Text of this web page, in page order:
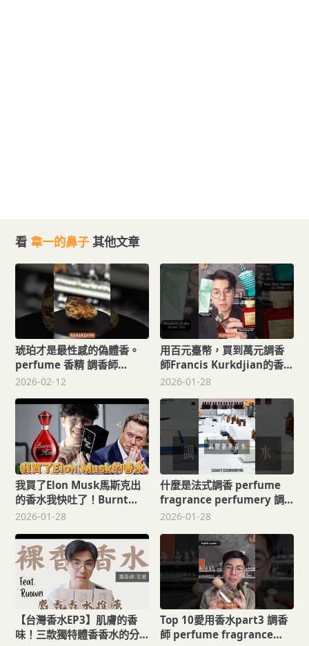
看 韋一的鼻子 其他文章
琥珀才是最性感的偽體香。
perfume 香精 調香師
fragrance perfumer 香水
2026-02-12
用百元臺幣，買到萬元調香
師Francis Kurkdjian的香水
作品。調香師 perfumer
perfume
2026-01-28
我買了Elon Musk馬斯克出
的香水我快吐了！Burnt
Hair by the Boring
2026-01-28
什麼是法式調香 perfume
fragrance perfumery 調
香
2026-01-28
【台灣香水EP3】肌膚的香
味！三款獨特體香香水的分
Top 10愛用香水part3 調香
師 perfume fragrance